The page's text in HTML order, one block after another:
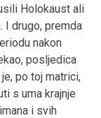
Holokaust ali
I drugo, premda
nakon
posljedica
po toj matrici,
s uma krajnje
i svih